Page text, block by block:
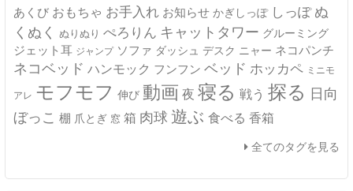
あくび おもちゃ お手入れ お知らせ かぎしっぽ しっぽ ぬ
くぬく ぬりぬり ぺろりん キャットタワー グルーミング
ジェット耳 ジャンプ ソファ ダッシュ デスク ニャー ネコパンチ
ネコベッド ハンモック フンフン ベッド ホッカペ ミニモ
アレ モフモフ 伸び 動画 夜 寝る 戦う 探る 日向
ぼっこ 棚 爪とぎ 窓 箱 肉球 遊ぶ 食べる 香箱
全てのタグを見る